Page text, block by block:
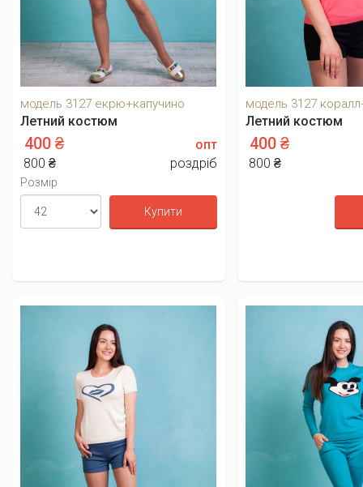
модель 3127 екрю+капучино
Летний костюм
400 ₴
опт
800 ₴
роздріб
Розмір
Купити
модель 3127
Летний костюм
400 ₴
800 ₴